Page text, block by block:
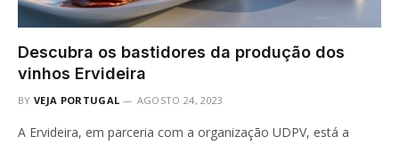
Descubra os bastidores da produção dos
vinhos Ervideira
BY VEJA PORTUGAL AGOSTO 24, 2023
A Ervideira, em parceria com a organização UDPV, está a